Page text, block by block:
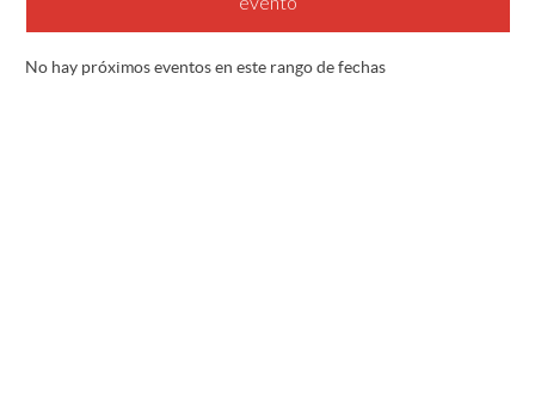
No hay próximos eventos en este rango de fechas